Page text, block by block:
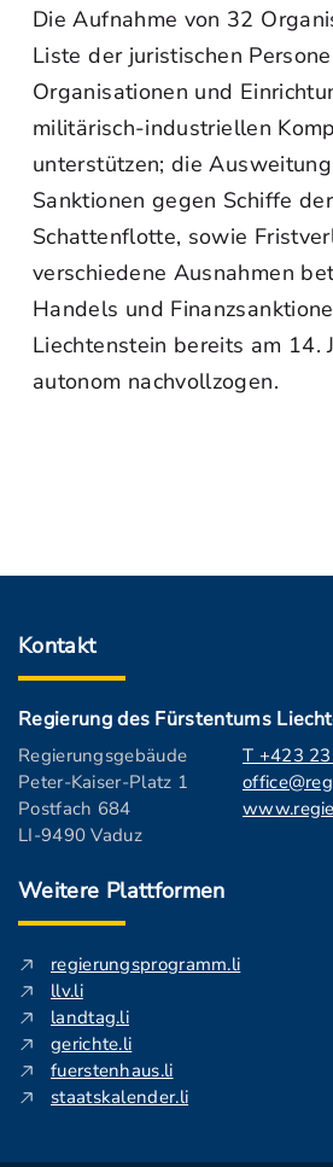
Die Aufnahme von 32
Liste der juristischen
Organisationen und
militärisch-industriellen
unterstützen; die
Sanktionen gegen Schiffe
Schattenflotte, sowie
verschiedene Ausnahmen
Handels und
Liechtenstein bereits am 14.
autonom nachvollzogen.
Kontakt
Regierung des Fürstentums
Regierungsgebäude
Peter-Kaiser-Platz 1
Postfach 684
LI-9490 Vaduz
T +423
Weitere Plattformen
regierungsprogramm.li
llv.li
landtag.li
gerichte.li
fuerstenhaus.li
staatskalender.li